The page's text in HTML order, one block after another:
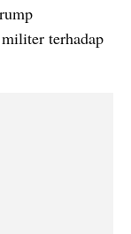
terhadap